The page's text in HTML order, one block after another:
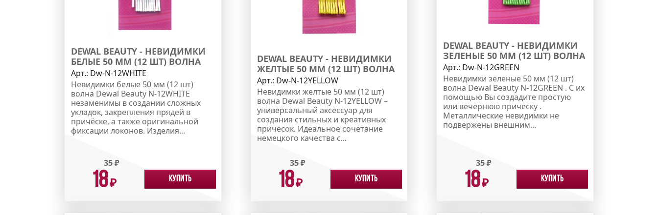
DEWAL BEAUTY - НЕВИДИМКИ
БЕЛЫЕ 50 ММ (12 ШТ) ВОЛНА
Арт.: Dw-N-12WHITE
Невидимки белые 50 мм (12 шт)
волна Dewal Beauty N-12WHITE
незаменимы в создании сложных
укладок, закрепления прядей в
причёске, а также оригинальной
фиксации локонов. Изделия...
35₽
18₽ Купить
DEWAL BEAUTY - НЕВИДИМКИ
ЖЕЛТЫЕ 50 ММ (12 ШТ) ВОЛНА
Арт.: Dw-N-12YELLOW
Невидимки желтые 50 мм (12 шт)
волна Dewal Beauty N-12YELLOW –
универсальный аксессуар для
создания стильных и креативных
причёсок. Идеальное сочетание
немецкого качества с...
35₽
18₽ Купить
DEWAL BEAUTY - НЕВИДИМКИ
ЗЕЛЕНЫЕ 50 ММ (12 ШТ) ВОЛНА
Арт.: Dw-N-12GREEN
Невидимки зеленые 50 мм (12 шт)
волна Dewal Beauty N-12GREEN . С их
помощью Вы создадите простую
или вечернюю прическу .
Металлические невидимки не
подвержены внешним...
35₽
18₽ Купить